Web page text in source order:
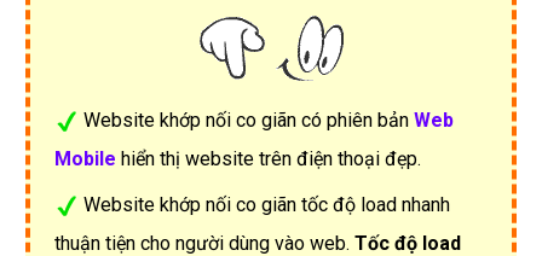
Website khớp nối co giãn có phiên bản Web
Mobile hiển thị website trên điện thoại đẹp.
Website khớp nối co giãn tốc độ load nhanh
thuận tiện cho người dùng vào web. Tốc độ load